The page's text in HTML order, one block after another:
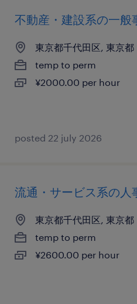
不動産・建設系の一般
東京都千代田区, 東京都
temp to perm
¥2000.00 per hour
posted 22 july 2026
流通・サービス系の人
東京都千代田区, 東京都
temp to perm
¥2600.00 per hour